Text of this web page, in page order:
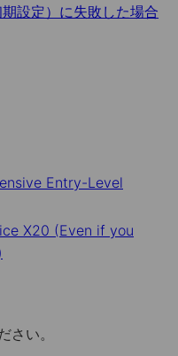
設定）に失敗した場合
Entry-Level
X20 (Even if you
さい。